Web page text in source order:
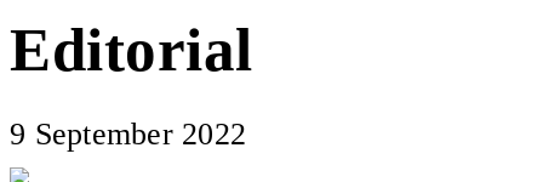
Editorial
9 September 2022